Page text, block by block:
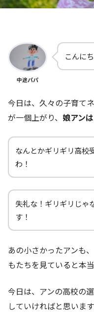
中途パパ
こんに
今日は、久々の子育て
が一個上がり、 娘アン
なんとかギリギリ高校
わ！
失礼な！ギリギリじゃ
す！
あの小さかったアンも
もたちを見ていると本
今日は、アンの高校の
していければと思います